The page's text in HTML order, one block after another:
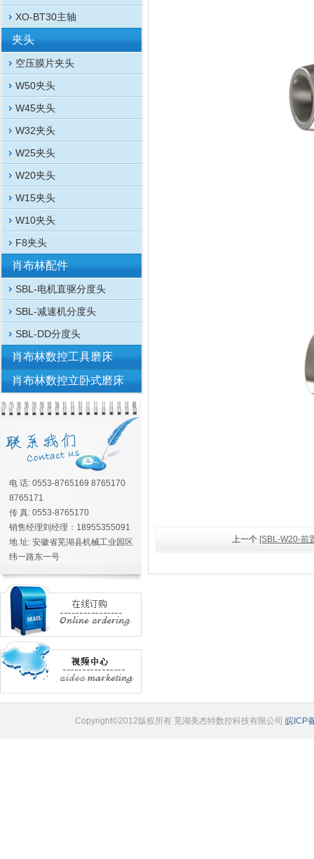
XO-BT30主轴
夹头
空压膜片夹头
W50夹头
W45夹头
W32夹头
W25夹头
W20夹头
W15夹头
W10夹头
F8夹头
肖布林配件
SBL-电机直驱分度头
SBL-减速机分度头
SBL-DD分度头
肖布林数控工具磨床
肖布林数控立卧式磨床
电 话: 0553-8765169 8765170
8765171
传 真: 0553-8765170
销售经理刘经理：18955355091
地 址: 安徽省芜湖县机械工业园区
纬一路东一号
上一个 [SBL-W20-前
Copyright©2012版权所有 芜湖美杰特数控科技有限公司 皖ICP